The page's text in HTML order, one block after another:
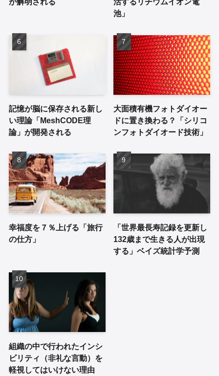
池」
記憶が脳に保存される新し
い理論「MeshCODE理
論」が開発される
大面積有機フォトダイオー
ドに置き換わる？「シリコ
ンフォトダイオード技術」
幸福度を７％上げる「旅行
の仕方」
「世界最長寿記録を更新し
132歳まで生きる人が出現
する」ベイズ統計学予測
組織の中で行われたインシ
ビリティ（非礼な言動）を
軽視してはいけない理由